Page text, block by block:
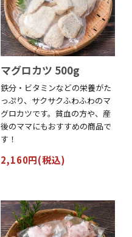
マグロカツ 500g
鉄分・ビタミンなどの栄養がた
っぷり、サクサクふわふわのマ
グロカツです。貧血の方や、産
後のママにもおすすめの商品で
す！
2,160円(税込)